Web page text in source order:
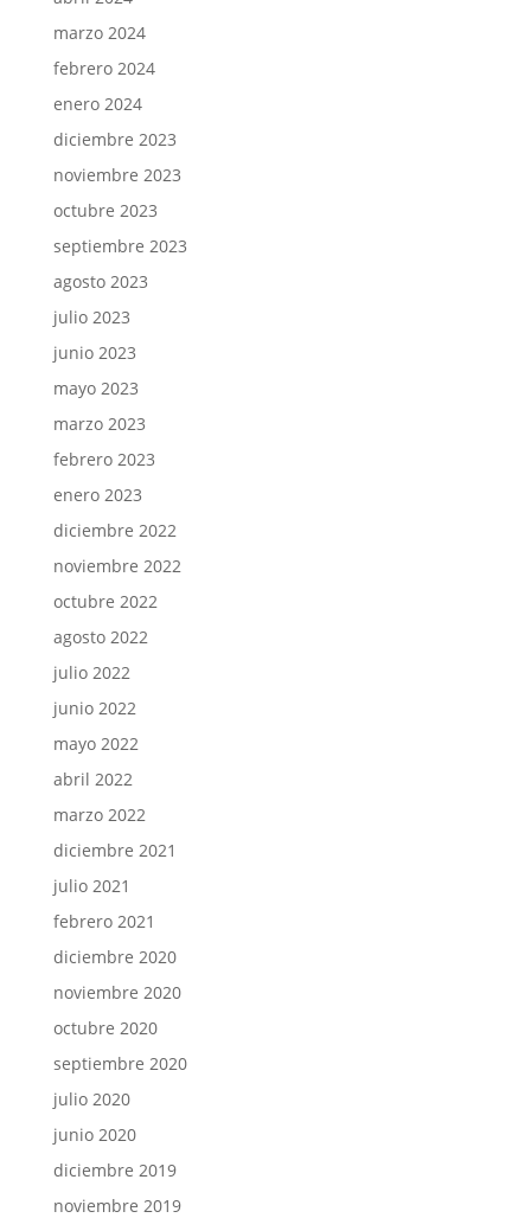
marzo 2024
febrero 2024
enero 2024
diciembre 2023
noviembre 2023
octubre 2023
septiembre 2023
agosto 2023
julio 2023
junio 2023
mayo 2023
marzo 2023
febrero 2023
enero 2023
diciembre 2022
noviembre 2022
octubre 2022
agosto 2022
julio 2022
junio 2022
mayo 2022
abril 2022
marzo 2022
diciembre 2021
julio 2021
febrero 2021
diciembre 2020
noviembre 2020
octubre 2020
septiembre 2020
julio 2020
junio 2020
diciembre 2019
noviembre 2019